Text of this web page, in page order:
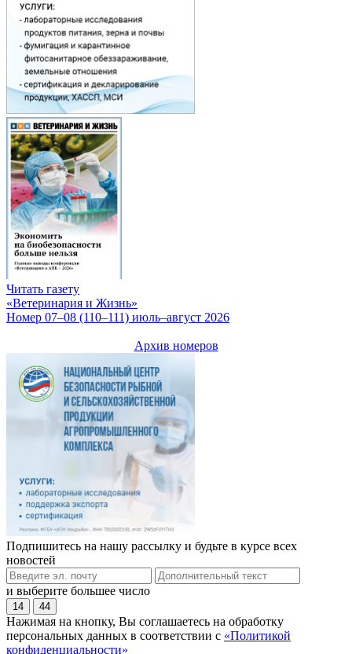
Читать газету
«Ветеринария и Жизнь»
Номер 07–08 (110–111) июль–август 2026
Архив номеров
Подпишитесь на нашу рассылку и будьте в курсе всех
новостей
и выберите большее число
14 44
Нажимая на кнопку, Вы соглашаетесь на обработку
персональных данных в соответствии с «Политикой
конфиденциальности»